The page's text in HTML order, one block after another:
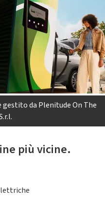
da Plenitude On The
più vicine.